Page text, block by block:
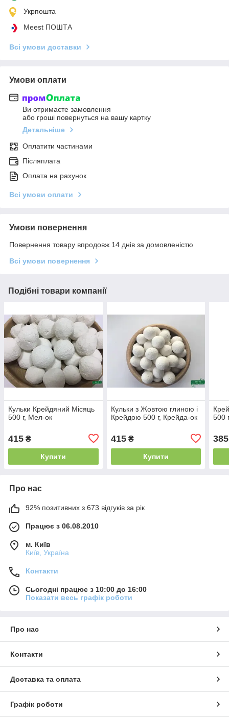
Укрпошта
Meest ПОШТА
Всі умови доставки
Умови оплати
Ви отримаєте замовлення
або гроші повернуться на вашу картку
Детальніше
Оплатити частинами
Післяплата
Оплата на рахунок
Всі умови оплати
Умови повернення
Повернення товару впродовж 14 днів за домовленістю
Всі умови повернення
Подібні товари компанії
Кульки Крейдяний Місяць
500 г, Мел-ок
415 ₴
Купити
Кульки з Жовтою глиною і
Крейдою 500 г, Крейда-ок
415₴
Купити
500
385
Про нас
92% позитивних з 673 відгуків за рік
Працює з 06.08.2010
м. Київ
Київ, Україна
Контакти
Сьогодні працює з 10:00 до 16:00
Показати весь графік роботи
Про нас
Контакти
Доставка та оплата
Графік роботи